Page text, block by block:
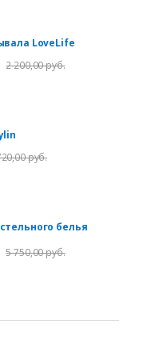
LoveLife
2 200,00 руб.
руб.
белья
5 750,00 руб.